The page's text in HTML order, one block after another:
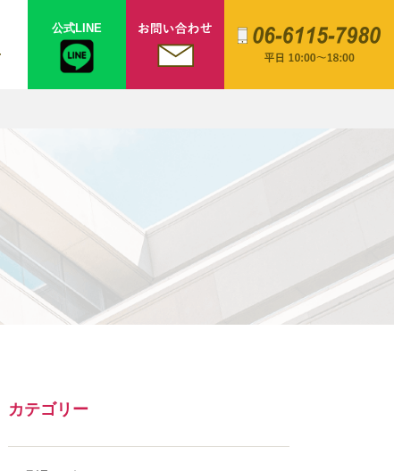
公式LINE
カテゴリー